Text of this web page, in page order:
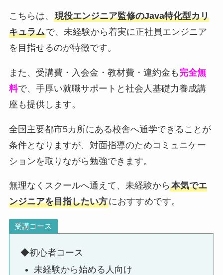
こちらは、 現役エンジニア監修のJava特化型カリ
キュラムで、未経験から着実に正社員エンジニア
を目指せるのが特徴です。
また、受講費・入会金・教材費・違約金も 完全無
料で、手厚い就職サポートと社会人基礎力養成講
座も提供します。
全国主要都市5カ所にある校舎へ通学できることが
条件となりますが、対面指導のためコミュニケー
ションを取りながら勉強できます。
無理なくスクールへ通えて、未経験から 本気でエ
ンジニアを目指したい方におすすめです。
受講コース
◆初心者コース
未経験から始める人向け